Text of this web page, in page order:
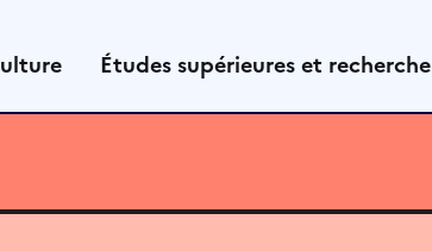
Études supérieures et recherche